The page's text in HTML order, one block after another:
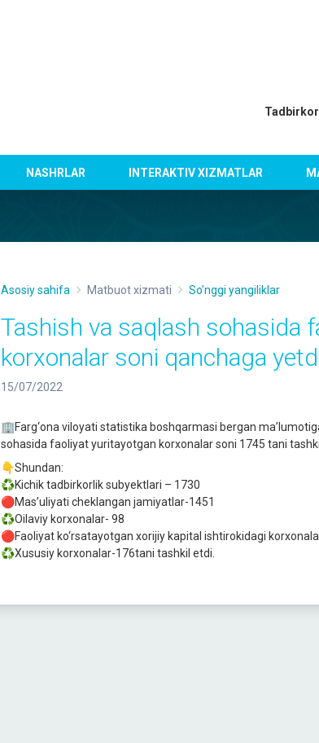
NASHRLAR INTERAKTIV XIZMATLAR
Asosiy sahifa Matbuot xizmati So'nggi yangiliklar
Tashish va saqlash sohasida
korxonalar soni qanchaga
15/07/2022
🏢Farg‘ona viloyati statistika boshqarmasi bergan
sohasida faoliyat yuritayotgan korxonalar soni 1745 tani
👇Shundan:
♻️Kichik tadbirkorlik subyektlari – 1730
🔴Mas’uliyati cheklangan jamiyatlar-1451
♻️Oilaviy korxonalar- 98
🔴Faoliyat ko‘rsatayotgan xorijiy kapital ishtirokidagi
♻️Xususiy korxonalar-176tani tashkil etdi.